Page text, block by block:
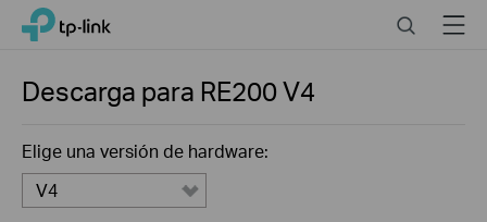
Click
navigation
TP-Link, Reliably Smart SearchMenu
Descarga para RE200V4
Elige una versión de hardware:
V4